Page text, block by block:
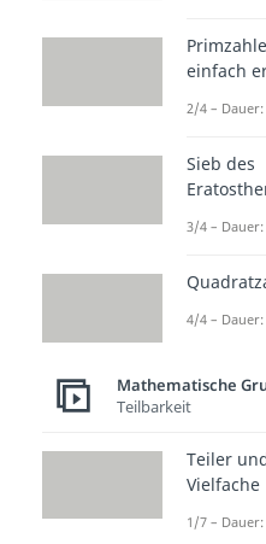
2.
rechnen
Die
von
oder
10–3=7
24–
200 –
Die
heißt
einfach
2/4 – Dauer:
Sieb des
3/4 – Dauer:
4/4 – Dauer:
Mathematische
Teilbarkeit
Teiler
Vielfache
1/7 – Dauer: